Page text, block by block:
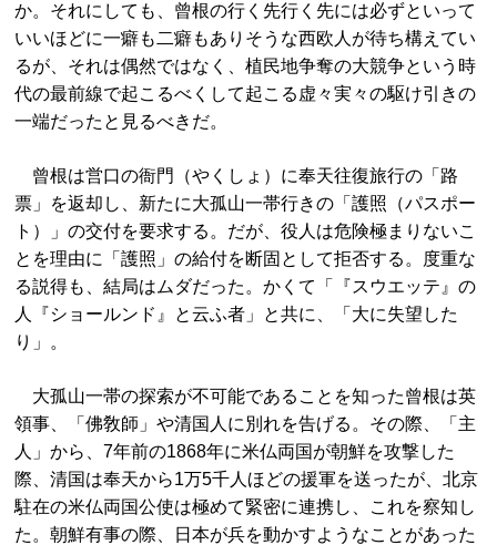
か。それにしても、曾根の行く先行く先には必ずといって
いいほどに一癖も二癖もありそうな西欧人が待ち構えてい
るが、それは偶然ではなく、植民地争奪の大競争という時
代の最前線で起こるべくして起こる虚々実々の駆け引きの
一端だったと見るべきだ。
曾根は営口の衙門（やくしょ）に奉天往復旅行の「路
票」を返却し、新たに大孤山一帯行きの「護照（パスポー
ト）」の交付を要求する。だが、役人は危険極まりないこ
とを理由に「護照」の給付を断固として拒否する。度重な
る説得も、結局はムダだった。かくて「『スウエッテ』の
人『ショールンド』と云ふ者」と共に、「大に失望した
り」。
大孤山一帯の探索が不可能であることを知った曾根は英
領事、「佛敎師」や清国人に別れを告げる。その際、「主
人」から、7年前の1868年に米仏両国が朝鮮を攻撃した
際、清国は奉天から1万5千人ほどの援軍を送ったが、北京
駐在の米仏両国公使は極めて緊密に連携し、これを察知し
た。朝鮮有事の際、日本が兵を動かすようなことがあった